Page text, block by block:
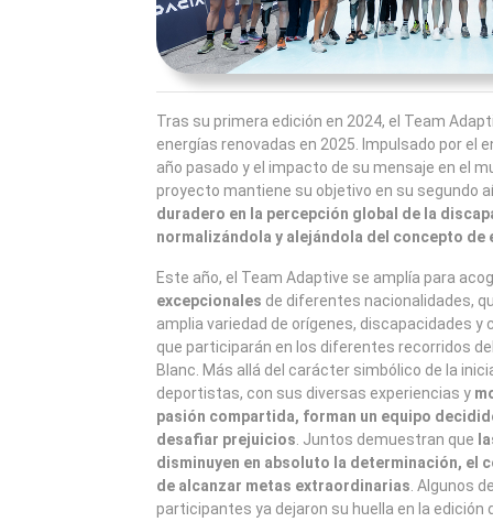
Tras su primera edición en 2024, el Team
energías renovadas en 2025. Impulsado por el
año pasado y el impacto de su mensaje en el
proyecto mantiene su objetivo en su segundo
duradero en la percepción global de la
normalizándola y alejándola del concepto de
Este año, el Team Adaptive se amplía para
excepcionales de diferentes nacionalidades,
amplia variedad de orígenes, discapacidades y
que participarán en los diferentes recorridos
Blanc. Más allá del carácter simbólico de la
deportistas, con sus diversas experiencias y
pasión compartida, forman un equipo
desafiar prejuicios . Juntos demuestran que
disminuyen en absoluto la determinación, el
de alcanzar metas extraordinarias . Algunos
participantes ya dejaron su huella en la edición